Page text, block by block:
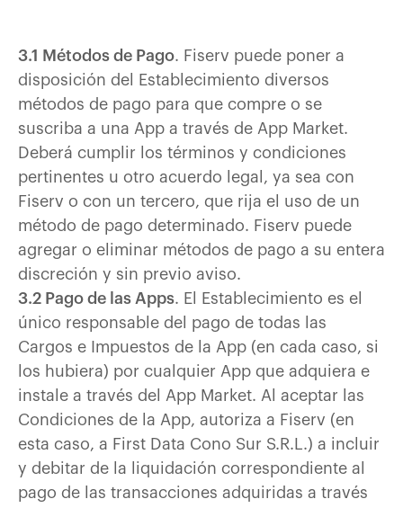
3.1 Métodos de Pago. Fiserv puede poner a
disposición del Establecimiento diversos
métodos de pago para que compre o se
suscriba a una App a través de App Market.
Deberá cumplir los términos y condiciones
pertinentes u otro acuerdo legal, ya sea con
Fiserv o con un tercero, que rija el uso de un
método de pago determinado. Fiserv puede
agregar o eliminar métodos de pago a su entera
discreción y sin previo aviso.
3.2 Pago de las Apps. El Establecimiento es el
único responsable del pago de todas las
Cargos e Impuestos de la App (en cada caso, si
los hubiera) por cualquier App que adquiera e
instale a través del App Market. Al aceptar las
Condiciones de la App, autoriza a Fiserv (en
esta caso, a First Data Cono Sur S.R.L.) a incluir
y debitar de la liquidación correspondiente al
pago de las transacciones adquiridas a través